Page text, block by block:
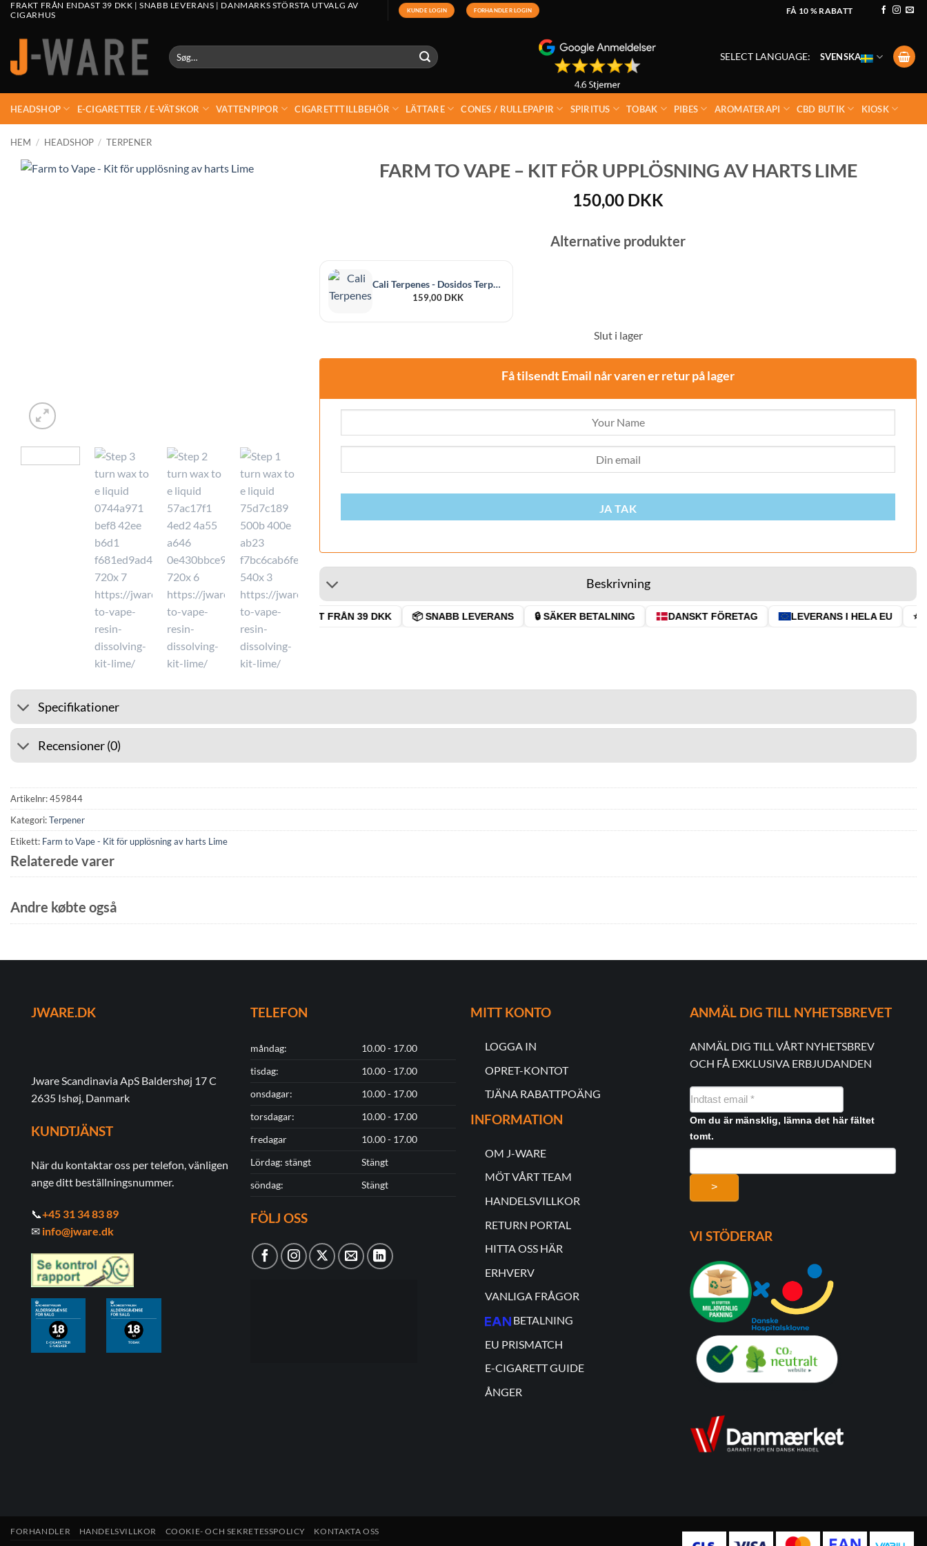
FRAKT FRÅN ENDAST 39 DKK | SNABB LEVERANS | DANMARKS STÖRSTA UTVALG AV
CIGARHUS
KUNDE LOGIN FORHANDLER LOGIN FÅ 10 % RABATT
Søg
efter:
SELECT LANGUAGE: SVENSKA
HEADSHOP E-CIGARETTER / E-VÄTSKOR VATTENPIPOR CIGARETTTILLBEHÖR LÄTTARE CONES / RULLEPAPIR SPIRITUS TOBAK PIBES AROMATERAPI CBD BUTIK KIOSK
HEM / HEADSHOP / TERPENER
FARM TO VAPE – KIT FÖR UPPLÖSNING AV HARTS LIME
150,00 DKK
Alternative produkter
Cali Terpenes - Dosidos Terpenes 1 ml
159,00 DKK
Slut i lager
Få tilsendt Email når varen er retur på lager
JA TAK
Beskrivning
⭐ 4.6 PÅ GOOGLE 🚚 FRAKT FRÅN 39 DKK 📦 SNABB LEVERANS 🔒 SÄKER BETALNING DANSKT FÖRETAG LEVERANS I HELA EU ⭐
Specifikationer
Recensioner (0)
Artikelnr:459844
Kategori:Terpener
Etikett: Farm to Vape - Kit för upplösning av harts Lime
Relaterede varer
Andre købte også
JWARE.DK
Jware Scandinavia ApS Baldershøj 17 C
2635 Ishøj, Danmark
KUNDTJÄNST
När du kontaktar oss per telefon, vänligen
ange ditt beställningsnummer.
📞+45 31 34 83 89
✉ info@jware.dk
TELEFON
måndag:
10.00 - 17.00
tisdag:
10.00 - 17.00
onsdagar:
10.00 - 17.00
torsdagar:
10.00 - 17.00
fredagar
10.00 - 17.00
Lördag: stängt
Stängt
söndag:
Stängt
FÖLJ OSS
MITT KONTO
LOGGA IN
OPRET-KONTOT
TJÄNA RABATTPOÄNG
INFORMATION
OM J-WARE
MÖT VÅRT TEAM
HANDELSVILLKOR
RETURN PORTAL
HITTA OSS HÄR
ERHVERV
VANLIGA FRÅGOR
BETALNING
EU PRISMATCH
E-CIGARETT GUIDE
ÅNGER
ANMÄL DIG TILL NYHETSBREVET
ANMÄL DIG TILL VÅRT NYHETSBREV
OCH FÅ EXKLUSIVA ERBJUDANDEN
NYHEDSMAIL
FORMULAR
Om du är mänsklig, lämna det här fältet
tomt.
>
VI STÖDERAR
FORHANDLER HANDELSVILLKOR COOKIE- OCH SEKRETESSPOLICY KONTAKTA OSS